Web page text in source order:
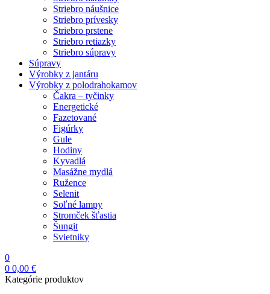
Striebro náušnice
Striebro prívesky
Striebro prstene
Striebro retiazky
Striebro súpravy
Súpravy
Výrobky z jantáru
Výrobky z polodrahokamov
Čakra – tyčinky
Energetické
Fazetované
Figúrky
Gule
Hodiny
Kyvadlá
Masážne mydlá
Ružence
Selenit
Soľné lampy
Stromček šťastia
Šungit
Svietniky
0
0 0,00 €
Kategórie produktov